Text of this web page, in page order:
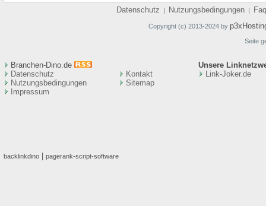
Datenschutz | Nutzungsbedingungen | Faq
Copyright (c) 2013-2024 by
Seite
Branchen-Dino.de
Unsere
Datenschutz
Nutzungsbedingungen
Impressum
Kontakt
Sitemap
Link-Joker.de
backlinkdino pagerank-script-software